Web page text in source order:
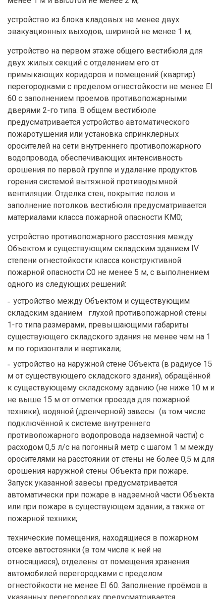
устройство из блока кладовых не менее двух
эвакуационных выходов, шириной не менее 1 м;
устройство на первом этаже общего вестибюля для
двух жилых секций с отделением его от
примыкающих коридоров и помещений (квартир)
перегородками с пределом огнестойкости не менее EI
60 с заполнением проемов противопожарными
дверями 2-го типа. В общем вестибюле
предусматривается устройство автоматического
пожаротушения или установка спринклерных
оросителей на сети внутреннего противопожарного
водопровода, обеспечивающих интенсивность
орошения по первой группе и удаление продуктов
горения системой вытяжной противодымной
вентиляции. Отделка стен, покрытие полов и
заполнение потолков вестибюля предусматривается
материалами класса пожарной опасности КМ0;
устройство противопожарного расстояния между
Объектом и существующим складским зданием IV
степени огнестойкости класса конструктивной
пожарной опасности С0 не менее 5 м, с выполнением
одного из следующих решений:
устройство между Объектом и существующим
складским зданием глухой противопожарной стены
1-го типа размерами, превышающими габариты
существующего складского здания не менее чем на 1
м по горизонтали и вертикали;
устройство на наружной стене Объекта (в радиусе 15
м от существующего складского здания), обращённой
к существующему складскому зданию (не ниже 10 м и
не выше 15 м от отметки проезда для пожарной
техники), водяной (дренчерной) завесы (в том числе
подключённой к системе внутреннего
противопожарного водопровода надземной части) с
расходом 0,5 л/с на погонный метр с шагом 1 м между
оросителями на расстоянии от стены не более 0,5 м для
орошения наружной стены Объекта при пожаре.
Запуск указанной завесы предусматривается
автоматически при пожаре в надземной части Объекта
или при пожаре в существующем здании, а также от
пожарной техники;
технические помещения, находящиеся в пожарном
отсеке автостоянки (в том числе к ней не
относящиеся), отделены от помещения хранения
автомобилей перегородками с пределом
огнестойкости не менее EI 60. Заполнение проёмов в